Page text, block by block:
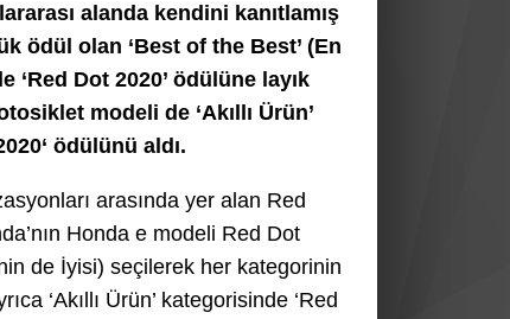
alanda kendini kanıtlamış
ödül olan ‘Best of the Best’ (En
‘Red Dot 2020’ ödülüne layık
modeli de ‘Akıllı Ürün’
ödülünü aldı.
arasında yer alan Red
Honda e modeli Red Dot
de İyisi) seçilerek her kategorinin
‘Akıllı Ürün’ kategorisinde ‘Red